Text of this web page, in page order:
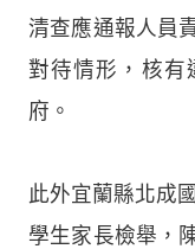
清查應通報人員
對待情形，核有
府。
此外宜蘭縣北成
學生家長檢舉，